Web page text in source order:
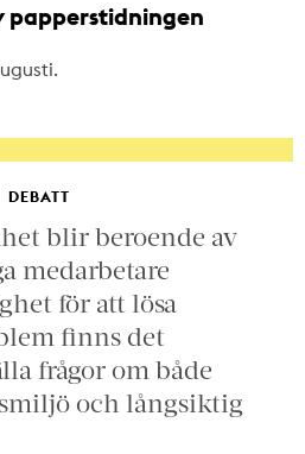
papperstidningen
DEBATT
blir beroende av
medarbetare
för att lösa
finns det
frågor om både
och långsiktig